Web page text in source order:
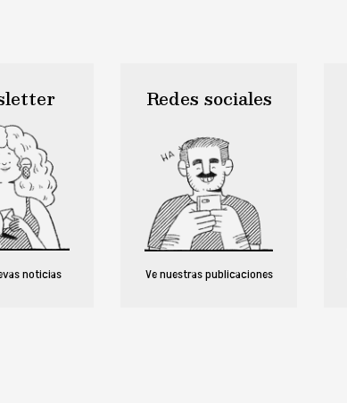
noticias
Redes sociales
Ve nuestras publicaciones